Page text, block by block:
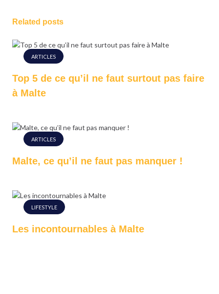
Related posts
ARTICLES
Top 5 de ce qu’il ne faut surtout pas faire
à Malte
ARTICLES
Malte, ce qu’il ne faut pas manquer !
LIFESTYLE
Les incontournables à Malte